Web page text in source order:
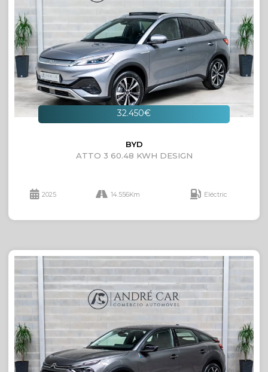
32.450€
BYD
ATTO 3 60.48 KWH DESIGN
2025 14.556Km Eléctric